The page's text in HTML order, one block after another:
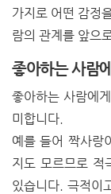
가지로 어떤 감정
람의 관계를 앞으
좋아하는 사람
좋아하는 사람에
미합니다.
예를 들어 짝사랑
지도 모르므로 적
있습니다. 극적이